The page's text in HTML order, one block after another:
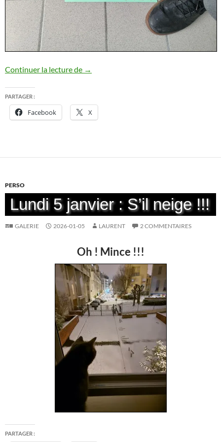
Continuer la lecture de La fabrication de mes chaussures
→
PARTAGER :
Facebook X
PERSO
Lundi 5 janvier : S’il neige !!!
GALERIE 2026-01-05 LAURENT 2 COMMENTAIRES
Oh ! Mince !!!
PARTAGER :